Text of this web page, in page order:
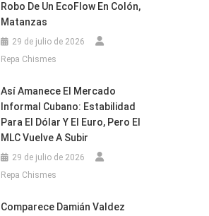
Robo De Un EcoFlow En Colón,
Matanzas
29 de julio de 2026
Repa Chismes
Así Amanece El Mercado
Informal Cubano: Estabilidad
Para El Dólar Y El Euro, Pero El
MLC Vuelve A Subir
29 de julio de 2026
Repa Chismes
Comparece Damián Valdez